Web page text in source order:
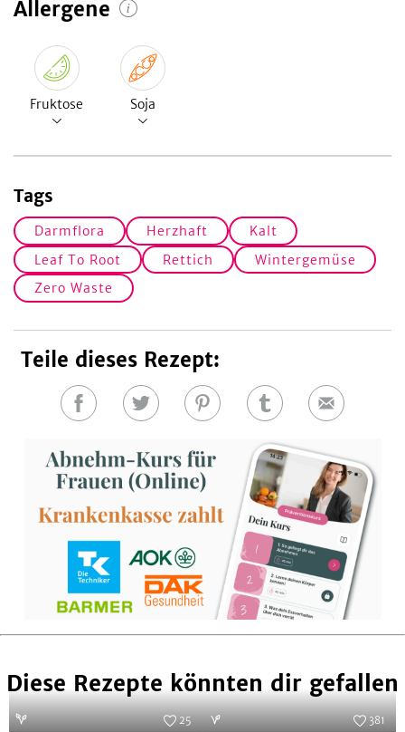
Allergene
Fruktose Soja
Tags
Darmflora Herzhaft
Kalt
Leaf To Root
Rettich
Wintergemüse
Zero Waste
Teile dieses Rezept:
Auf
teilen
Auf
teilen
Auf
teilen
Auf
teilen
E-
Diese Rezepte könnten dir gefallen
25 381